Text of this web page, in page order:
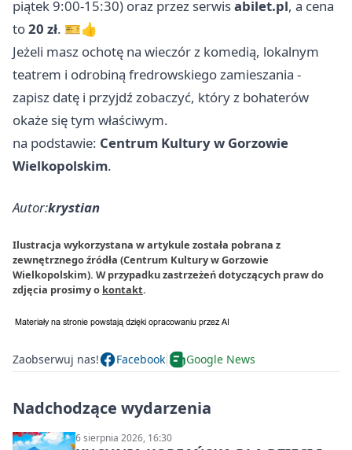
piątek 9:00-15:30) oraz przez serwisabilet.pl, a cena
to20 zł. 🎫👍
Jeżeli masz ochotę na wieczór z komedią, lokalnym
teatrem i odrobiną fredrowskiego zamieszania -
zapisz datę i przyjdź zobaczyć, który z bohaterów
okaże się tym właściwym.
na podstawie: Centrum Kultury w Gorzowie
Wielkopolskim.
Autor:krystian
Ilustracja wykorzystana w artykule została pobrana z
zewnętrznego źródła (Centrum Kultury w Gorzowie
Wielkopolskim). W przypadku zastrzeżeń dotyczących praw do
zdjęcia prosimy o kontakt.
Zaobserwuj nas! Facebook Google News
Nadchodzące wydarzenia
6 sierpnia 2026, 16:30